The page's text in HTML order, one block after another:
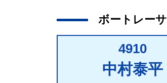
ボートレーサ
4910
中村泰平